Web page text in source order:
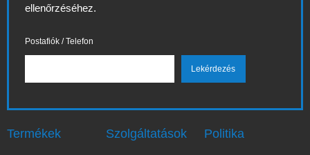
ellenőrzéséhez.
Postafiók / Telefon
Termékek Szolgáltatások Politika